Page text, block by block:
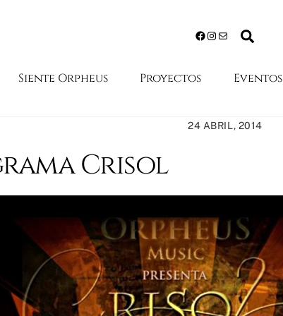
Facebook
Instagram
Mail
Siente Orpheus Proyectos Eventos
24 ABRIL, 2014
Crisol